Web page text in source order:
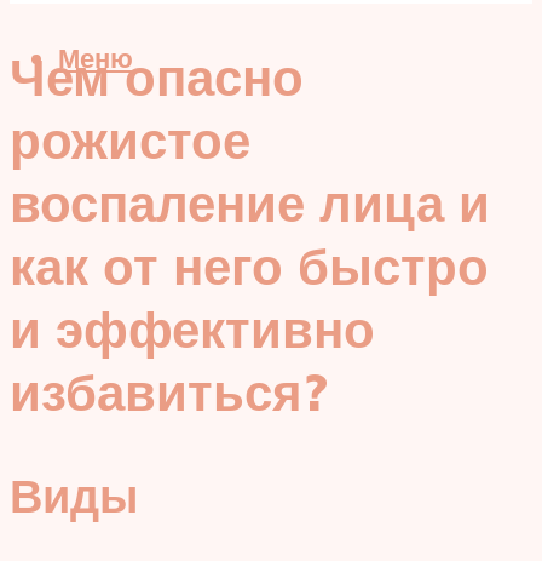
Меню
Чем опасно
рожистое
воспаление лица и
как от него быстро
и эффективно
избавиться?
Виды